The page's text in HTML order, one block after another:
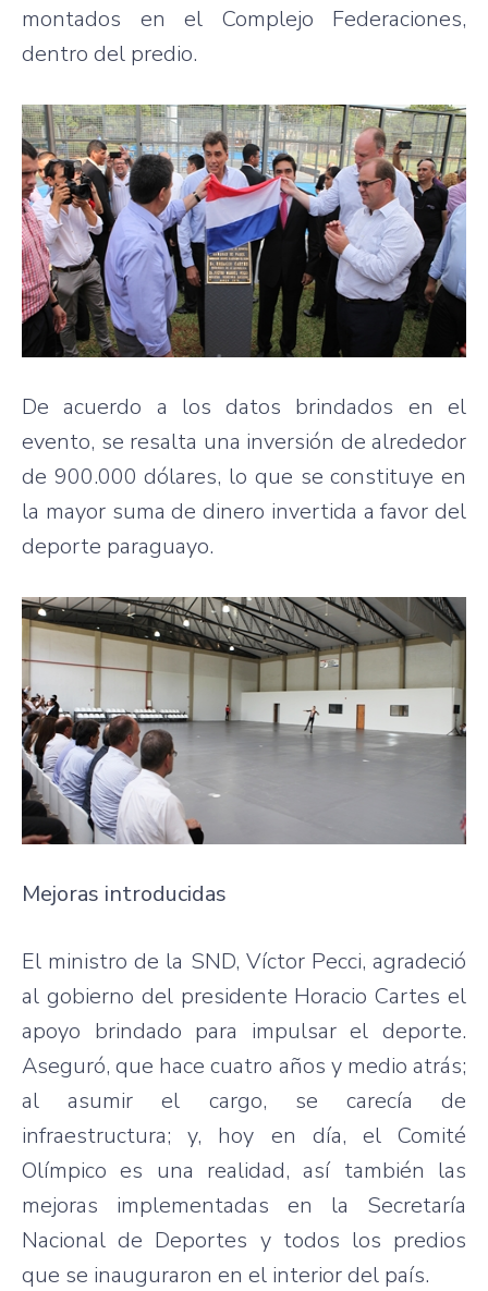
montados en el Complejo Federaciones,
dentro del predio.
De acuerdo a los datos brindados en el
evento, se resalta una inversión de alrededor
de 900.000 dólares, lo que se constituye en
la mayor suma de dinero invertida a favor del
deporte paraguayo.
Mejoras introducidas
El ministro de la SND, Víctor Pecci, agradeció
al gobierno del presidente Horacio Cartes el
apoyo brindado para impulsar el deporte.
Aseguró, que hace cuatro años y medio atrás;
al asumir el cargo, se carecía de
infraestructura; y, hoy en día, el Comité
Olímpico es una realidad, así también las
mejoras implementadas en la Secretaría
Nacional de Deportes y todos los predios
que se inauguraron en el interior del país.